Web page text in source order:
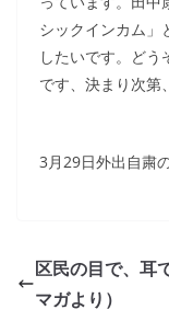
シックインカム」
したいです。ど
です、決まり次第
3月29日外出自粛
区民の目で、耳
マガより）